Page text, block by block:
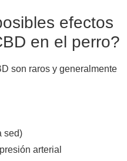
efectos
en el perro?
son raros y generalmente
sed)
arterial